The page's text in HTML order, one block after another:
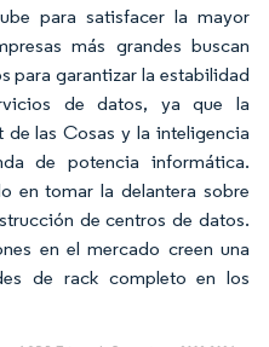
para satisfacer la mayor
más grandes buscan
para garantizar la estabilidad
de datos, ya que la
las Cosas y la inteligencia
de potencia informática.
en tomar la delantera sobre
de centros de datos.
en el mercado creen una
de rack completo en los